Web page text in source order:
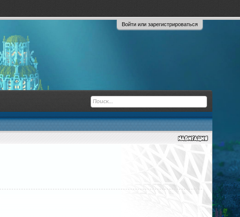
Войти или зарегистрироваться